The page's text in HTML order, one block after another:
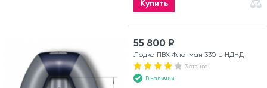
Купить
55 800 ₽
Лодка ПВХ Флагман 330 U НДНД
3 отзыва
В наличии